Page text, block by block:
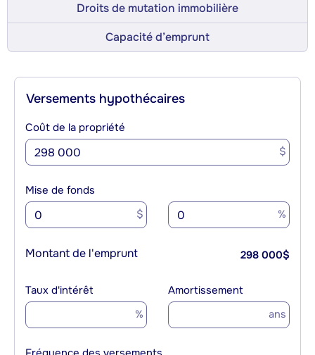
Droits de mutation immobilière
Capacité d’emprunt
Versements hypothécaires
Coût de la propriété
$
Mise de fonds
$ %
Montant de l'emprunt 298 000$
Taux d'intérêt
%
Amortissement
ans